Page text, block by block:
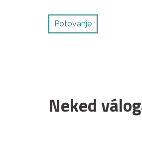
Potovanje
Neked